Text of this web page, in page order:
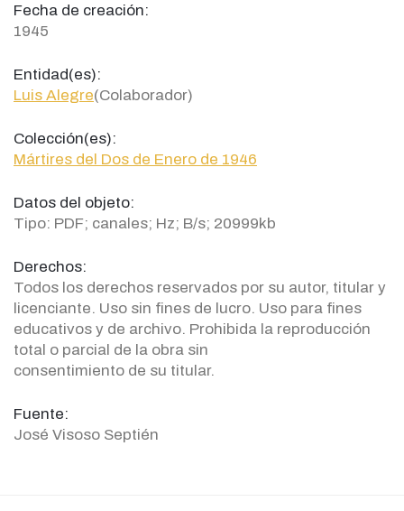
Fecha de creación:
1945
Entidad(es):
Luis Alegre(Colaborador)
Colección(es):
Mártires del Dos de Enero de 1946
Datos del objeto:
Tipo: PDF; canales; Hz; B/s; 20999kb
Derechos:
Todos los derechos reservados por su autor, titular y
licenciante. Uso sin fines de lucro. Uso para fines
educativos y de archivo. Prohibida la reproducción
total o parcial de la obra sin
consentimiento de su titular.
Fuente:
José Visoso Septién